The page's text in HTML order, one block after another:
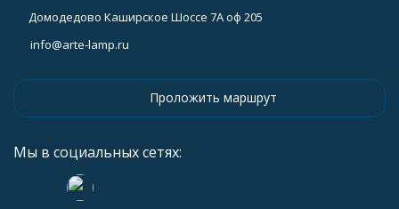
Домодедово Каширское Шоссе 7А оф 205
info@arte-lamp.ru
Проложить маршрут
Мы в социальных сетях: